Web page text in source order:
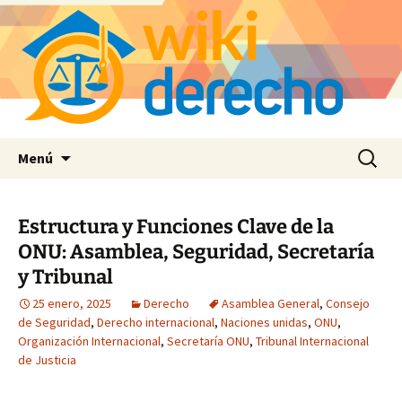
Menú Buscar:
Estructura y Funciones Clave de la
ONU: Asamblea, Seguridad, Secretaría
y Tribunal
25 enero, 2025 Derecho Asamblea General, Consejo
de Seguridad, Derecho internacional, Naciones unidas, ONU,
Organización Internacional, Secretaría ONU, Tribunal Internacional
de Justicia